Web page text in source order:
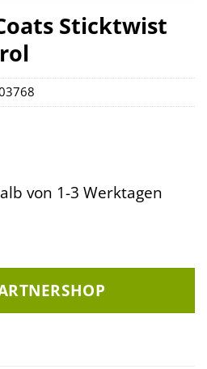
Sticktwist
von 1-3 Werktagen